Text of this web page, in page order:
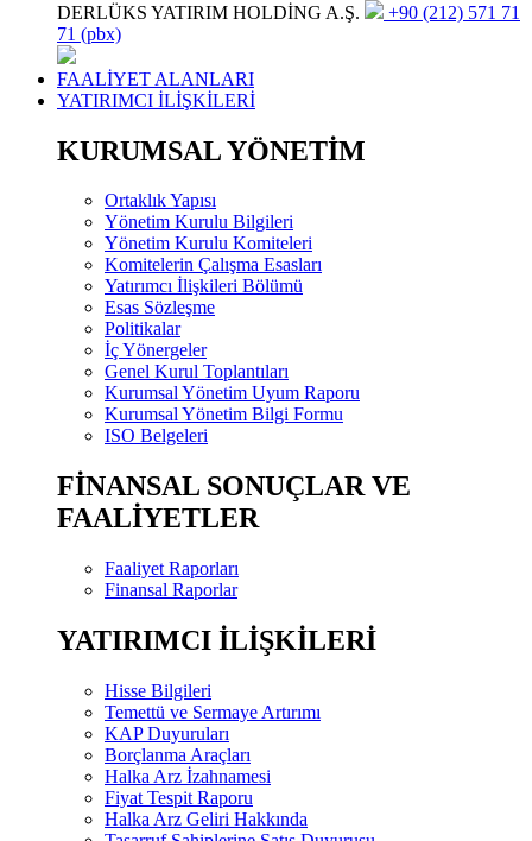
DERLÜKS YATIRIM HOLDİNG A.Ş.
+90 (212) 571 71
71 (pbx)
FAALİYET ALANLARI
YATIRIMCI İLİŞKİLERİ
KURUMSAL YÖNETİM
Ortaklık Yapısı
Yönetim Kurulu Bilgileri
Yönetim Kurulu Komiteleri
Komitelerin Çalışma Esasları
Yatırımcı İlişkileri Bölümü
Esas Sözleşme
Politikalar
İç Yönergeler
Genel Kurul Toplantıları
Kurumsal Yönetim Uyum Raporu
Kurumsal Yönetim Bilgi Formu
ISO Belgeleri
FİNANSAL SONUÇLAR VE
FAALİYETLER
Faaliyet Raporları
Finansal Raporlar
YATIRIMCI İLİŞKİLERİ
Hisse Bilgileri
Temettü ve Sermaye Artırımı
KAP Duyuruları
Borçlanma Araçları
Halka Arz İzahnamesi
Fiyat Tespit Raporu
Halka Arz Geliri Hakkında